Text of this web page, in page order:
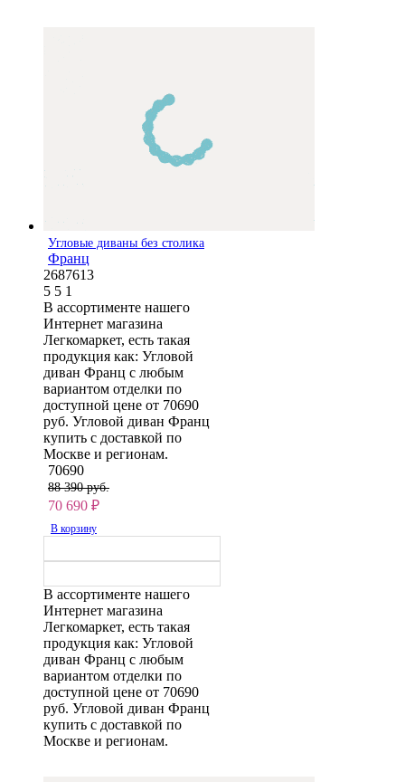
Угловые диваны без столика
Франц
2687613
5 5 1
В ассортименте нашего
Интернет магазина
Легкомаркет, есть такая
продукция как: Угловой
диван Франц с любым
вариантом отделки по
доступной цене от 70690
руб. Угловой диван Франц
купить с доставкой по
Москве и регионам.
70690
88 390 руб.
70 690 ₽
В корзину
В ассортименте нашего
Интернет магазина
Легкомаркет, есть такая
продукция как: Угловой
диван Франц с любым
вариантом отделки по
доступной цене от 70690
руб. Угловой диван Франц
купить с доставкой по
Москве и регионам.